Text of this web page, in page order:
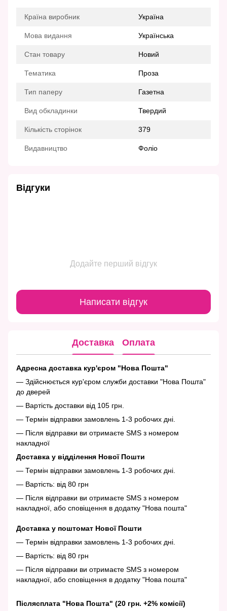
Країна виробник Україна
Мова видання Українська
Стан товару Новий
Тематика Проза
Тип паперу Газетна
Вид обкладинки Твердий
Кількість сторінок 379
Видавництво Фоліо
Відгуки
Додайте перший відгук
Написати відгук
Доставка Оплата
Адресна доставка кур'єром "Нова Пошта"
— Здійснюється кур'єром служби доставки "Нова Пошта"
до дверей
— Вартість доставки від 105 грн.
— Термін відправки замовлень 1-3 робочих дні.
— Після відправки ви отримаєте SMS з номером
накладної
Доставка у відділення Нової Пошти
— Термін відправки замовлень 1-3 робочих дні.
— Вартість: від 80 грн
— Після відправки ви отримаєте SMS з номером
накладної, або сповіщення в додатку "Нова пошта"
Доставка у поштомат Нової Пошти
— Термін відправки замовлень 1-3 робочих дні.
— Вартість: від 80 грн
— Після відправки ви отримаєте SMS з номером
накладної, або сповіщення в додатку "Нова пошта"
Післясплата "Нова Пошта" (20 грн. +2% комісії)